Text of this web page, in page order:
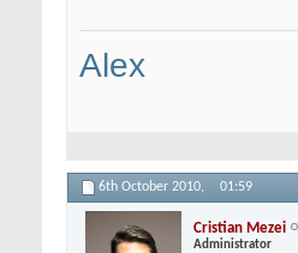
Alex
6th October 2010, 01:59
Cristian Mezei
Administrator